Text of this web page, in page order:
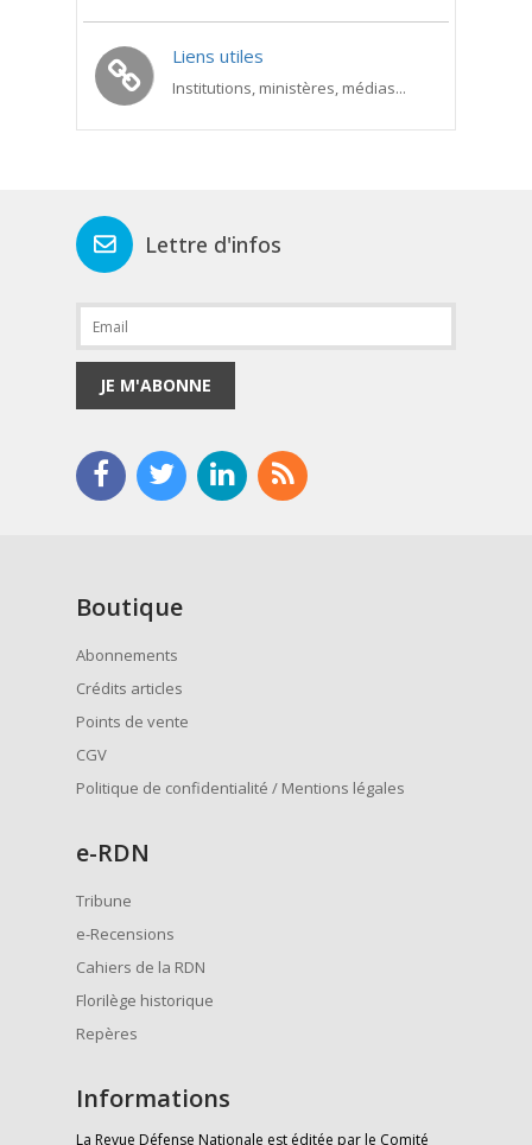
Liens utiles
Institutions, ministères, médias...
Lettre d'infos
JE M'ABONNE
Boutique
Abonnements
Crédits articles
Points de vente
CGV
Politique de confidentialité / Mentions légales
e-RDN
Tribune
e-Recensions
Cahiers de la RDN
Florilège historique
Repères
Informations
La Revue Défense Nationale est éditée par le Comité